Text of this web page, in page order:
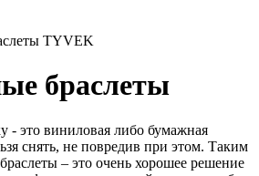
TYVEK
браслеты
- это виниловая либо бумажная
снять, не повредив при этом. Таким
– это очень хорошее решение